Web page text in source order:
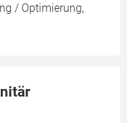
/ Optimierung,